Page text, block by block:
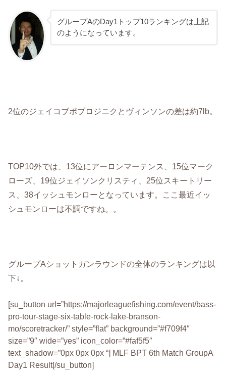
グループAのDay1トップ10ランキングは上記
のようになっています。
2位のジェイコブポブロジニクとヴィンソンの差は約7lb。
TOP10外では、13位にアーロンマーテンス、15位マーク
ローズ、19位ジェイソンクリスティ、25位スキートリー
ス、38イッシュモンローとなっています。ここ最近イッ
シュモンローは不調ですね。。
グループAショットガンラウンドの全体のランキングは以
下↓。
[su_button url=”https://majorleaguefishing.com/event/bass-
pro-tour-stage-six-table-rock-lake-branson-
mo/scoretracker/” style=”flat” background=”#f709f4″
size=”9″ wide=”yes” icon_color=”#faf5f5″
text_shadow=”0px 0px 0px “] MLF BPT 6th Match GroupA
Day1 Result[/su_button]